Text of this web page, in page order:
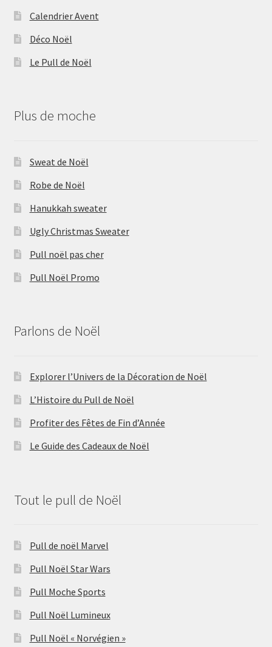
Calendrier Avent
Déco Noël
Le Pull de Noël
Plus de moche
Sweat de Noël
Robe de Noël
Hanukkah sweater
Ugly Christmas Sweater
Pull noël pas cher
Pull Noël Promo
Parlons de Noël
Explorer l’Univers de la Décoration de Noël
L’Histoire du Pull de Noël
Profiter des Fêtes de Fin d’Année
Le Guide des Cadeaux de Noël
Tout le pull de Noël
Pull de noël Marvel
Pull Noël Star Wars
Pull Moche Sports
Pull Noël Lumineux
Pull Noël « Norvégien »